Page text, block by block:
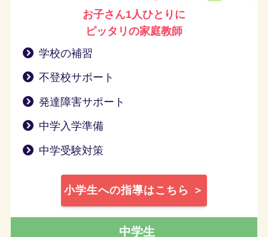
お子さん1人ひとりに
ピッタリの家庭教師
学校の補習
不登校サポート
発達障害サポート
中学入学準備
中学受験対策
小学生への指導はこちら ＞
中学生